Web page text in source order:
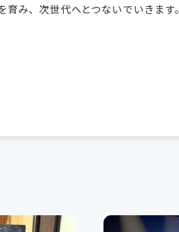
み、次世代へとつないでいきます。